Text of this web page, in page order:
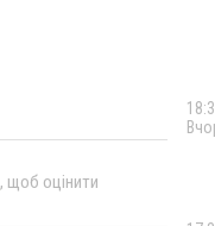
, щоб оцінити